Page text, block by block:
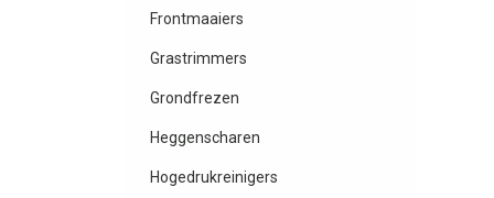
Frontmaaiers
Grastrimmers
Grondfrezen
Heggenscharen
Hogedrukreinigers